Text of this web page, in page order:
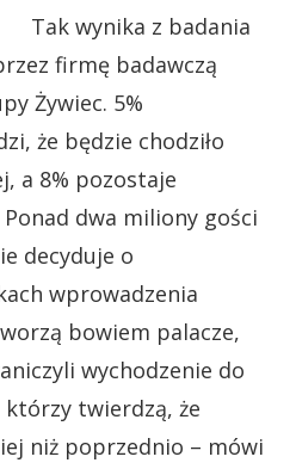
Tak wynika z badania
firmę badawczą
Żywiec. 5%
że będzie chodziło
a 8% pozostaje
dwa miliony gości
decyduje o
wprowadzenia
bowiem palacze,
wychodzenie do
twierdzą, że
niż poprzednio – mówi